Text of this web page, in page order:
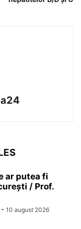
ar putea fi
/ Prof.
- 10 august 2026